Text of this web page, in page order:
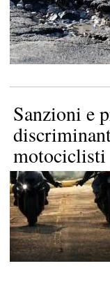
Sanzioni e
motociclisti